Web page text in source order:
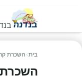
בית› השכרת
השכרת